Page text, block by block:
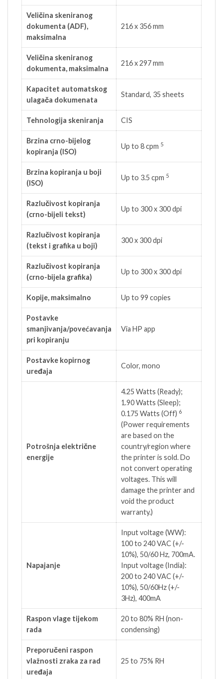
Veličina skeniranog
dokumenta (ADF),
maksimalna
216 x 356 mm
Veličina skeniranog
dokumenta, maksimalna
216 x 297 mm
Kapacitet automatskog
ulagača dokumenata
Standard, 35 sheets
Tehnologija skeniranja CIS
Brzina crno-bijelog
kopiranja (ISO)
Up to 8cpm 5
Brzina kopiranja u boji
(ISO)
Up to 3.5 cpm 5
Razlučivost kopiranja
(crno-bijeli tekst)
Up to 300 x 300 dpi
Razlučivost kopiranja
(tekst i grafika u boji)
300 x 300 dpi
Razlučivost kopiranja
(crno-bijela grafika)
Up to 300 x 300 dpi
Kopije, maksimalno Up to 99 copies
Postavke
smanjivanja/povećavanja
pri kopiranju
Via HP app
Postavke kopirnog
uređaja
Color, mono
Potrošnja električne
energije
4.25 Watts (Ready);
1.90 Watts (Sleep);
0.175 Watts (Off) 6
(Power requirements
are based on the
country/region where
the printer is sold. Do
not convert operating
voltages. This will
damage the printer and
void the product
warranty.)
Napajanje
Input voltage (WW):
100 to 240 VAC (+/-
10%), 50/60 Hz, 700mA.
Input voltage (India):
200 to 240 VAC (+/-
10%), 50/60Hz (+/-
3Hz), 400mA
Raspon vlage tijekom
rada
20 to 80% RH (non-
condensing)
Preporučeni raspon
vlažnosti zraka za rad
uređaja
25 to 75% RH